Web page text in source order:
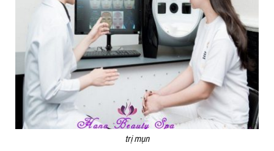
trị mụn